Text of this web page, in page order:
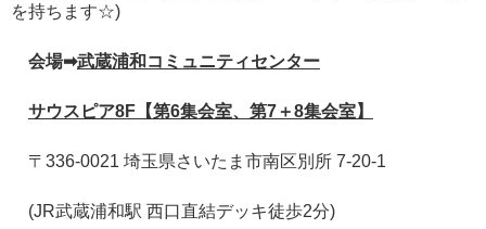
を持ちます☆)
会場➡武蔵浦和コミュニティセンター
サウスピア8F【第6集会室、第7＋8集会室】
〒336-0021 埼玉県さいたま市南区別所 7-20-1
(JR武蔵浦和駅 西口直結デッキ徒歩2分)